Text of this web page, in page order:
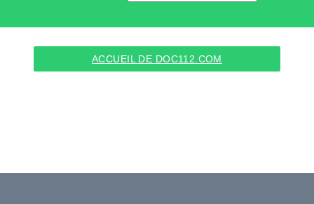
ACCUEIL DE DOC112.COM